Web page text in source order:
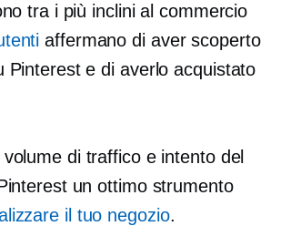
tra i più inclini al commercio
affermano di aver scoperto
Pinterest e di averlo acquistato
di traffico e intento del
un ottimo strumento
il tuo negozio.